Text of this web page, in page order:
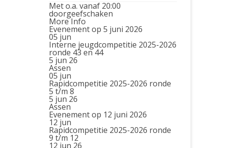
Met o.a. vanaf 20:00
doorgeefschaken
More Info
Evenement op 5 juni 2026
05 jun
Interne jeugdcompetitie 2025-2026
ronde 43 en 44
5 jun 26
Assen
05 jun
Rapidcompetitie 2025-2026 ronde
5 t/m 8
5 jun 26
Assen
Evenement op 12 juni 2026
12 jun
Rapidcompetitie 2025-2026 ronde
9 t/m 12
12 jun 26